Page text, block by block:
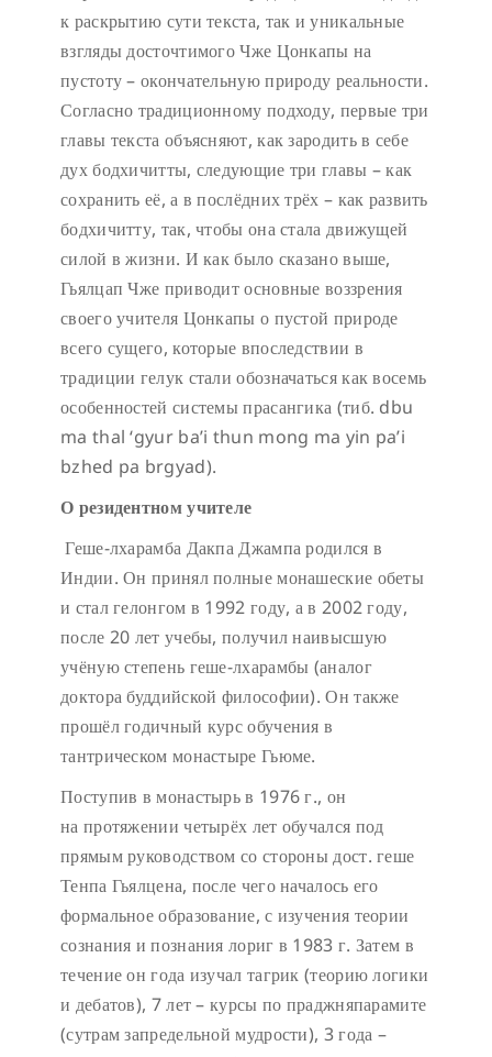
к раскрытию сути текста, так и уникальные
взгляды досточтимого Чже Цонкапы на
пустоту – окончательную природу реальности.
Согласно традиционному подходу, первые три
главы текста объясняют, как зародить в себе
дух бодхичитты, следующие три главы – как
сохранить её, а в послёдних трёх – как развить
бодхичитту, так, чтобы она стала движущей
силой в жизни. И как было сказано выше,
Гьялцап Чже приводит основные воззрения
своего учителя Цонкапы о пустой природе
всего сущего, которые впоследствии в
традиции гелук стали обозначаться как восемь
особенностей системы прасангика (тиб. dbu
ma thal ‘gyur ba’i thun mong ma yin pa’i
bzhed pa brgyad).
О резидентном учителе
Геше-лхарамба Дакпа Джампа родился в
Индии. Он принял полные монашеские обеты
и стал гелонгом в 1992 году, а в 2002 году,
после 20 лет учебы, получил наивысшую
учёную степень геше-лхарамбы (аналог
доктора буддийской философии). Он также
прошёл годичный курс обучения в
тантрическом монастыре Гьюме.
Поступив в монастырь в 1976 г., он
на протяжении четырёх лет обучался под
прямым руководством со стороны дост. геше
Тенпа Гьялцена, после чего началось его
формальное образование, с изучения теории
сознания и познания лориг в 1983 г. Затем в
течение он года изучал тагрик (теорию логики
и дебатов), 7 лет – курсы по праджняпарамите
(сутрам запредельной мудрости), 3 года –